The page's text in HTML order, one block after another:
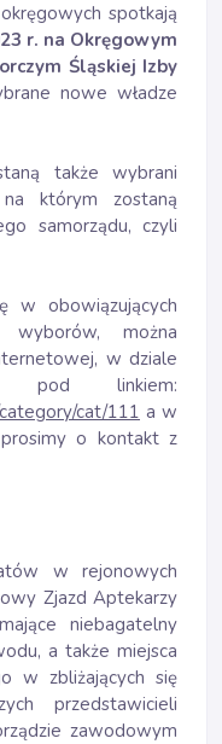
spotkają
r. na Okręgowym
Śląskiej Izby
nowe władze
także wybrani
na którym zostaną
samorządu, czyli
w obowiązujących
wyborów, można
w dziale
pod linkiem:
cat/111 a w
o kontakt z
w rejonowych
Zjazd Aptekarzy
niebagatelny
a także miejsca
w zbliżających się
przedstawicieli
zawodowym